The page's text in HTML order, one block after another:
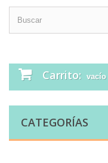
Carrito: vacío
CATEGORÍAS